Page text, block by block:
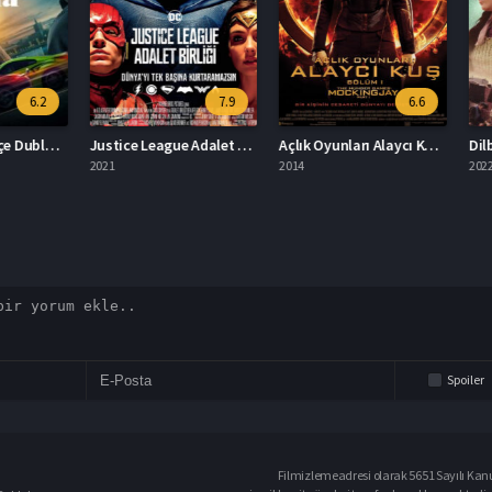
6.2
Culpa Mia Türkçe Dublaj İzle
7.9
Justice League Adalet Birliği İzle
2021
6.6
Açlık Oyunları Alaycı Kuş Bölüm 1 İzle
2014 2022
Spoiler
Filmizlemeadresi olarak 5651 Sayılı